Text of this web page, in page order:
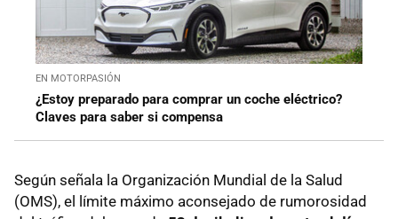
EN MOTORPASIÓN
¿Estoy preparado para comprar un coche eléctrico?
Claves para saber si compensa
Según señala la Organización Mundial de la Salud
(OMS), el límite máximo aconsejado de rumorosidad